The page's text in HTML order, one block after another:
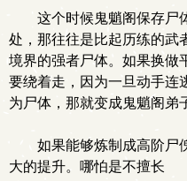
这个时候鬼魈阁保存尸
处，那往往是比起历练的武
境界的强者尸体。如果换做
要绕着走，因为一旦动手连
为尸体，那就变成鬼魈阁弟
如果能够炼制成高阶尸
大的提升。哪怕是不擅长